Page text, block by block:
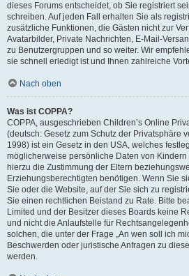
dieses Forums entscheidet, ob Sie registriert
schreiben. Auf jeden Fall erhalten Sie als
zusätzliche Funktionen, die Gästen nicht zur
Avatarbilder, Private Nachrichten, E-Mail-
zu Benutzergruppen und so weiter. Wir
sie schnell erledigt ist und Ihnen zahlreiche
Nach oben
Was ist COPPA?
COPPA, ausgeschrieben Children’s Online
(deutsch: Gesetz zum Schutz der Privatsphäre
1998) ist ein Gesetz in den USA, welches
möglicherweise persönliche Daten von
hierzu die Zustimmung der Eltern
Erziehungsberechtigten benötigen. Wenn Sie
Sie oder die Website, auf der Sie sich zu
Sie einen rechtlichen Beistand zu Rate. Bitte
Limited und der Besitzer dieses Boards keine
und nicht die Anlaufstelle für
solchen, die unter der Frage „An wen soll ich
Beschwerden oder juristische Anfragen zu
werden.